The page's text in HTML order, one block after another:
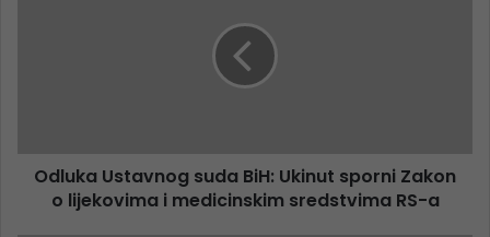
Odluka Ustavnog suda BiH: Ukinut sporni Zakon
o lijekovima i medicinskim sredstvima RS-a